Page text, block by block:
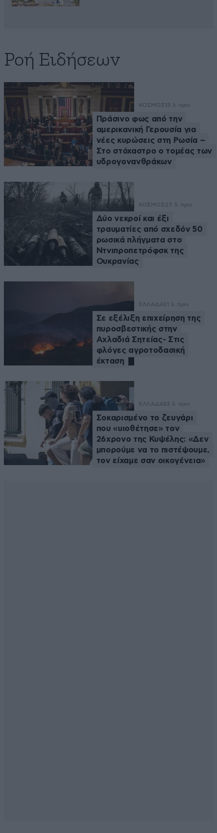
Ροή Ειδήσεων
ΚΟΣΜΟΣ 13 λ. πριν
Πράσινο φως από την
αμερικανική Γερουσία για
νέες κυρώσεις στη Ρωσία –
Στο στόχαστρο ο τομέας των
υδρογονανθράκων
ΚΟΣΜΟΣ27 λ. πριν
Δύο νεκροί και έξι
τραυματίες από σχεδόν 50
ρωσικά πλήγματα στο
Ντνιπροπετρόφσκ της
Ουκρανίας
ΕΛΛΑΔΑ31 λ. πριν
Σε εξέλιξη επιχείρηση της
πυροσβεστικής στην
Αχλαδιά Σητείας- Στις
φλόγες αγροτοδασική
έκταση
ΕΛΛΑΔΑ33 λ. πριν
Σοκαρισμένο το ζευγάρι
που «υιοθέτησε» τον
26χρονο της Κυψέλης: «Δεν
μπορούμε να το πιστέψουμε,
τον είχαμε σαν οικογένεια»